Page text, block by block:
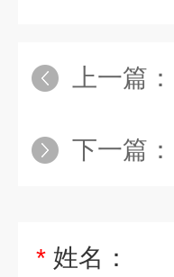
上一篇：
下一篇：
* 姓名：